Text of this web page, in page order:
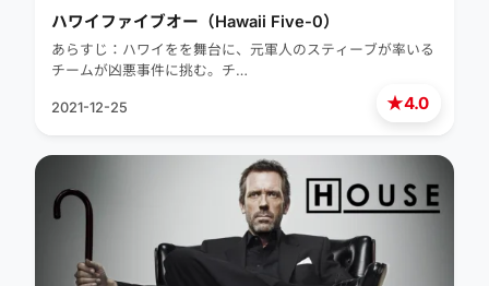
★4.0
ハワイファイブオー（Hawaii Five-0）
あらすじ：ハワイをを舞台に、元軍人のスティーブが率いる
チームが凶悪事件に挑む。チ…
2021-12-25